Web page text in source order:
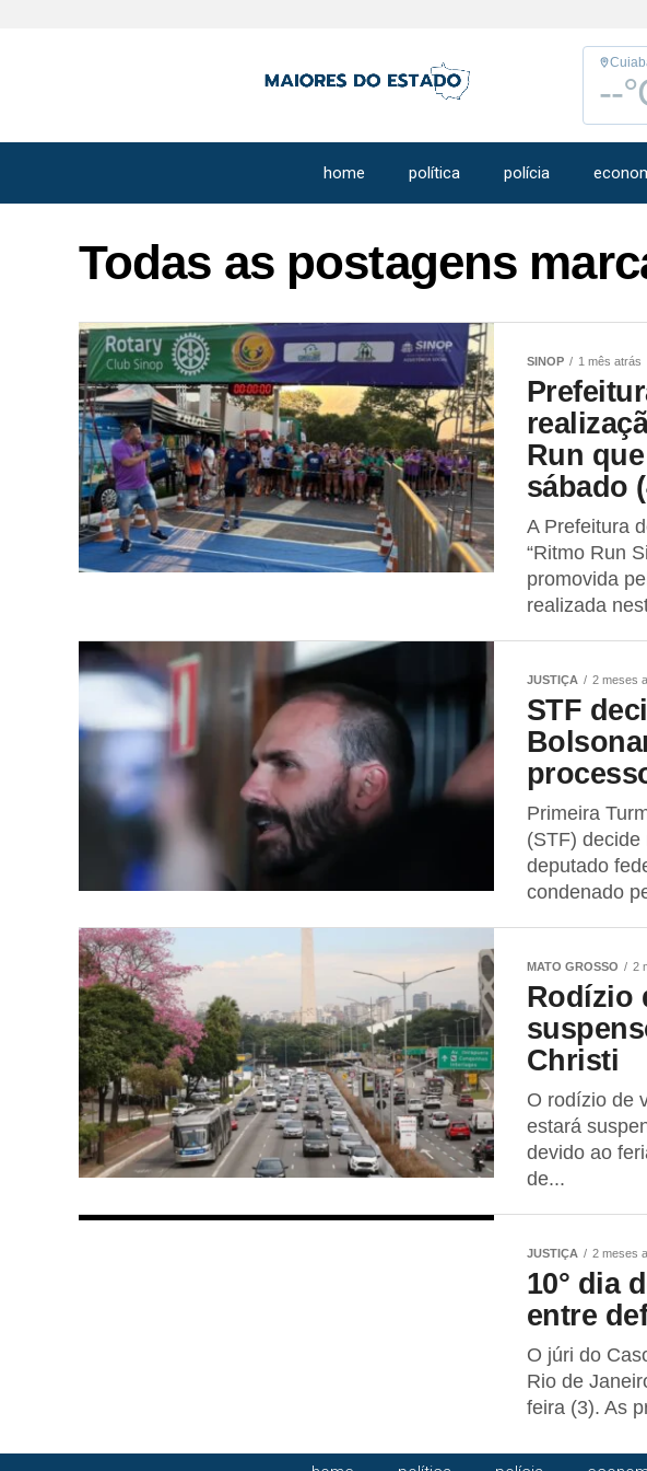
--
home política polícia
Todas as postagens
SINOP 1 mês atrás
Run
sábado
A Prefeitura
“Ritmo Run
promovida
realizada
JUSTIÇA 2 meses
STF
Primeira
(STF)
deputado
condenado
MATO GROSSO 2
Rodízio
Christi
O rodízio de
estará
devido ao
de...
JUSTIÇA 2 meses
10° dia
entre
O júri do
Rio de
feira (3). As